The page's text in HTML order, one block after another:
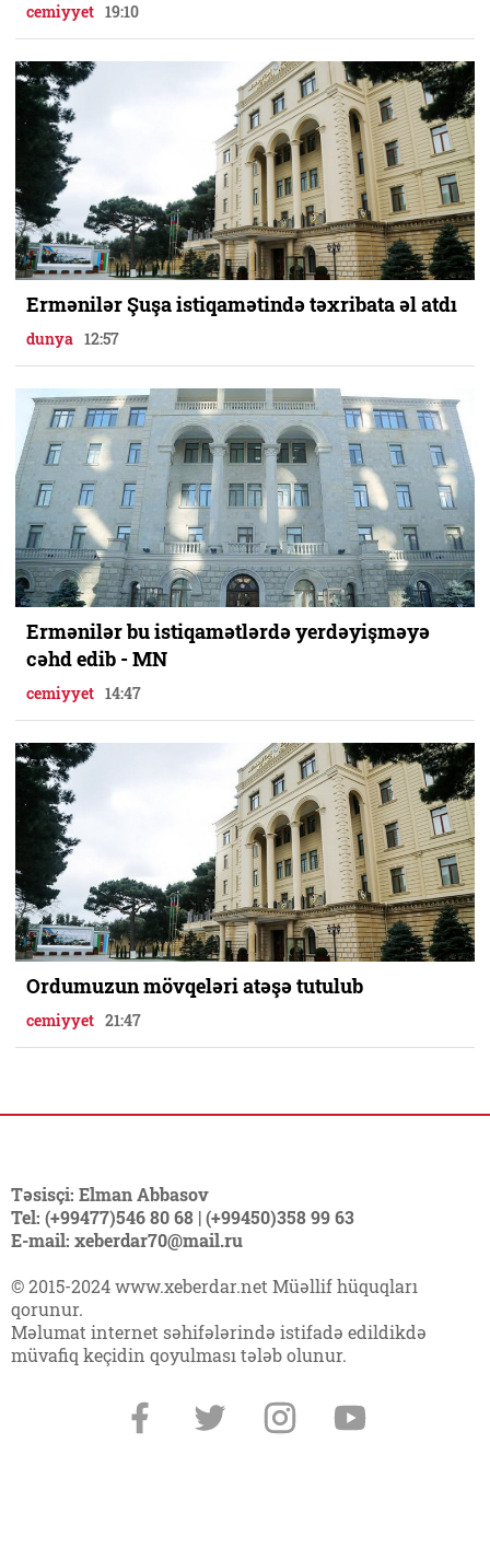
cemiyyet 19:10
Ermənilər Şuşa istiqamətində təxribata əl atdı
dunya 12:57
Ermənilər bu istiqamətlərdə yerdəyişməyə
cəhd edib - MN
cemiyyet 14:47
Ordumuzun mövqeləri atəşə tutulub
cemiyyet 21:47
Təsisçi: Elman Abbasov
Tel: (+99477)546 80 68 | (+99450)358 99 63
E-mail: xeberdar70@mail.ru
© 2015-2024 www.xeberdar.net Müəllif hüquqları
qorunur.
Məlumat internet səhifələrində istifadə edildikdə
müvafiq keçidin qoyulması tələb olunur.